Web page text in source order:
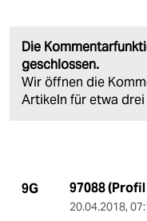
Die
geschlossen.
Wir öffnen die
Artikeln für etwa drei
9G 97088
20.04.2018,